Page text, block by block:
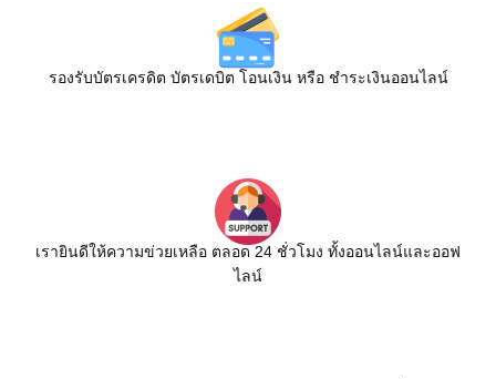
รองรับบัตรเครดิต บัตรเดบิต โอนเงิน หรือ ชำระเงินออนไลน์
เรายินดีให้ความข่วยเหลือ ตลอด 24 ชั่วโมง ทั้งออนไลน์และออฟ
ไลน์